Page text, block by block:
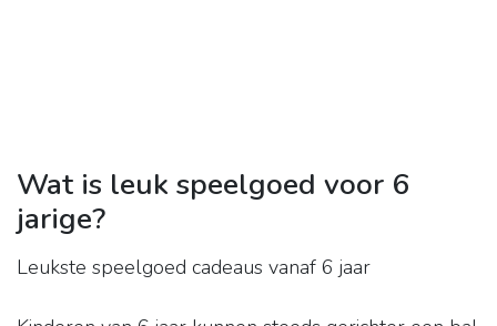
Wat is leuk speelgoed voor 6
jarige?
Leukste speelgoed cadeaus vanaf 6 jaar